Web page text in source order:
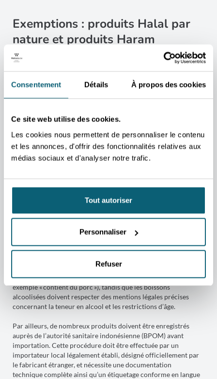
Consentement Détails À propos des cookies
Ce site web utilise des cookies.
Les cookies nous permettent de personnaliser le contenu
et les annonces, d'offrir des fonctionnalités relatives aux
médias sociaux et d'analyser notre trafic.
Tout autoriser
Personnaliser
Refuser
Exemptions : produits Halal par
nature et produits Haram
Certains produits sont considérés comme Halal par nature et
peuvent être commercialisés sans certification spécifique. Il
s’agit notamment de produits végétaux peu ou pas transformés,
de produits de la mer, ainsi que d’environ 4 000 substances
chimiques (additifs ou auxiliaires technologiques) figurant sur
(interdits en Islam), tels que les produits à base de porc ou les
boissons alcoolisées. Ces produits ne peuvent pas être certifiés
Halal mais restent autorisés à l’importation, moyennant un
de leur nature.
Étiquetage et exigences
complémentaires
Tous les produits, Halal ou non, sont soumis à des règles
afficher le logo officiel Halal indonésien après certification. Les
produits Haram doivent comporter une mention explicite (par
exemple « contient du porc »), tandis que les boissons
alcoolisées doivent respecter des mentions légales précises
concernant la teneur en alcool et les restrictions d’âge.
Par ailleurs, de nombreux produits doivent être enregistrés
auprès de l’autorité sanitaire indonésienne (BPOM) avant
importation. Cette procédure doit être effectuée par un
importateur local légalement établi, désigné officiellement par
le fabricant étranger, et nécessite une documentation
technique complète ainsi qu’un étiquetage conforme en langue